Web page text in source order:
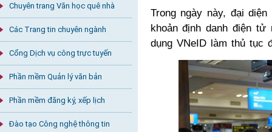
Chuyên trang Văn học quê nhà
Các Trang tin chuyên ngành
Cổng Dịch vụ công trực tuyến
Phần mềm Quản lý văn bản
Phần mềm đăng ký, xếp lịch
Đào tạo Công nghệ thông tin
Trong ngày này, đại
khoản định danh điện
dụng VNeID làm thủ tục